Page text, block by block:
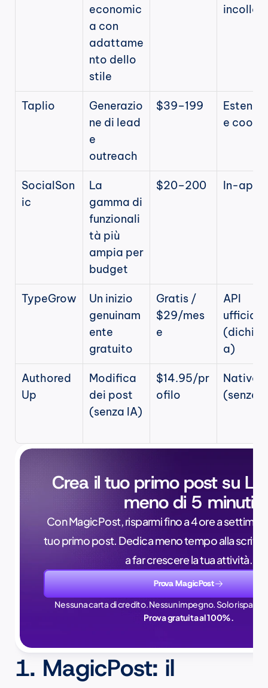
economic
a con
adattame
nto dello
stile
incolla
Taplio
Generazio
ne di lead
e
outreach
$39–199
e cookie
SocialSon
ic
La
gamma di
funzionali
tà più
ampia per
budget
$20–200 In-app
TypeGrow
Un inizio
genuinam
ente
gratuito
Gratis /
$29/mes
e
API
ufficiale
a)
Authored
Up
Modifica
dei post
(senza IA)
$14.95/pr
ofilo
Nativa
(senza
Crea il tuo primo post su
meno di 5 minuti
Con MagicPost, risparmi fino a 4 ore a
tuo primo post. Dedica meno tempo alla
a far crescere la tua attività.
Prova MagicPost
Nessuna carta di credito. Nessun impegno. Solo
Prova gratuita al 100%.
1. MagicPost: il